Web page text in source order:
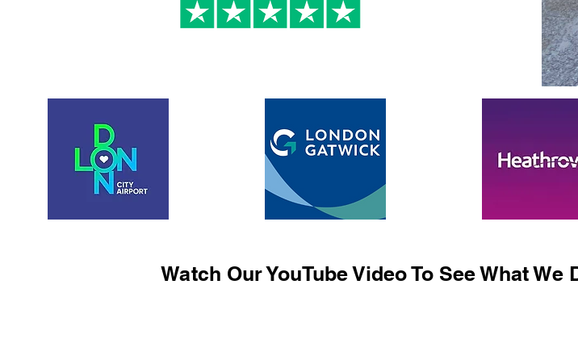
Watch Our YouTube Video To See What